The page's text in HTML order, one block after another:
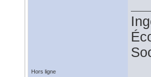
Hors ligne